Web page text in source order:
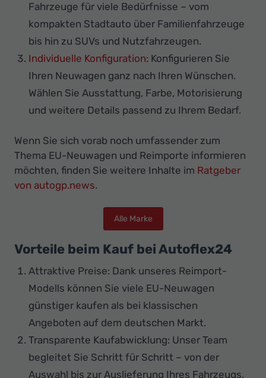
Fahrzeuge für viele Bedürfnisse – vom
kompakten Stadtauto über Familienfahrzeuge
bis hin zu SUVs und Nutzfahrzeugen.
Individuelle Konfiguration: Konfigurieren Sie
Ihren Neuwagen ganz nach Ihren Wünschen.
Wählen Sie Ausstattung, Farbe, Motorisierung
und weitere Details passend zu Ihrem Bedarf.
Wenn Sie sich vorab noch umfassender zum
Thema EU-Neuwagen und Reimporte informieren
möchten, finden Sie weitere Inhalte im Ratgeber
von autogp.news.
Alle Marke
Vorteile beim Kauf bei Autoflex24
Attraktive Preise: Dank unseres Reimport-
Modells können Sie viele EU-Neuwagen
günstiger kaufen als bei klassischen
Angeboten auf dem deutschen Markt.
Transparente Kaufabwicklung: Unser Team
begleitet Sie Schritt für Schritt – von der
Auswahl bis zur Auslieferung Ihres Fahrzeugs.